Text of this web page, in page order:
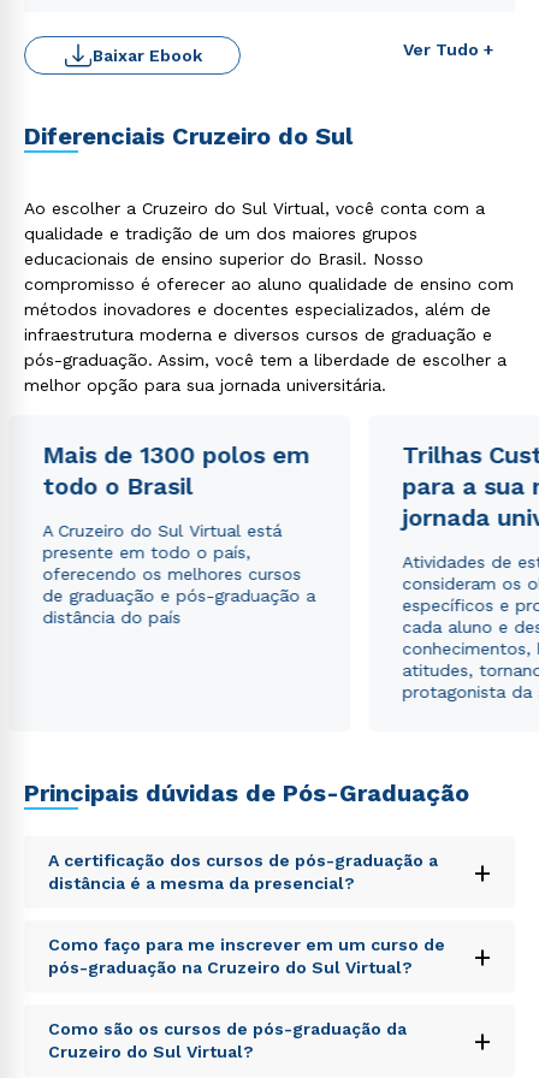
Ver Tudo +
Baixar Ebook
Diferenciais Cruzeiro do Sul
Ao escolher a Cruzeiro do Sul Virtual, você conta com a
qualidade e tradição de um dos maiores grupos
educacionais de ensino superior do Brasil. Nosso
compromisso é oferecer ao aluno qualidade de ensino com
métodos inovadores e docentes especializados, além de
infraestrutura moderna e diversos cursos de graduação e
pós-graduação. Assim, você tem a liberdade de escolher a
melhor opção para sua jornada universitária.
Mais de 1300 polos em
todo o Brasil
A Cruzeiro do Sul Virtual está
presente em todo o país,
oferecendo os melhores cursos
de graduação e pós-graduação a
distância do país
Trilhas
para a sua
jornada
Atividades de
consideram os
específicos e
cada aluno e
conhecimentos,
atitudes,
protagonista da
Principais dúvidas de Pós-Graduação
A certificação dos cursos de pós-graduação a
distância é a mesma da presencial?
+
Sed ut perspiciatis unde omnis iste natus error sit
voluptatem accusantium doloremque laudantium,
totam rem aperiam, eaque ipsa quae ab illo inventore
explicabo. Nemo enim ipsam voluptatem quia
voluptas sit aspernatur aut odit aut fugit, sed quia
Como faço para me inscrever em um curso de
pós-graduação na Cruzeiro do Sul Virtual?
+
Sed ut perspiciatis unde omnis iste natus error sit
voluptatem accusantium doloremque laudantium,
Como são os cursos de pós-graduação da
Cruzeiro do Sul Virtual?
+
Rápido e fácil
WhatsApp
ou
Estou de acordo com aPolítica de Privacidade. e
autorizo que meus dados sejam utilizados para o
envio de conteúdos da Cruzeiro do Sul.